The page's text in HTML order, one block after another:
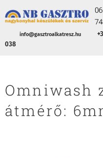
info@gasztroalkatresz.hu
038
Omniwash
átmérő: